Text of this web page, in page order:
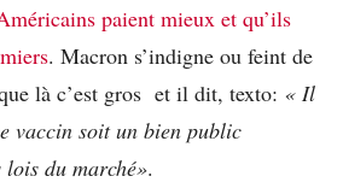
paient mieux et qu’ils
. Macron s’indigne ou feint de
là c’est gros et il dit, texto: « Il
vaccin soit un bien public
du marché».